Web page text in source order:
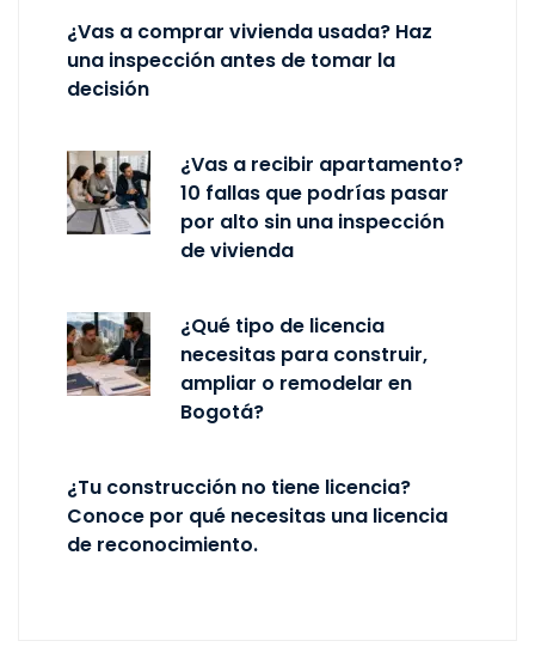
¿Vas a comprar vivienda usada? Haz
una inspección antes de tomar la
decisión
¿Vas a recibir apartamento?
10 fallas que podrías pasar
por alto sin una inspección
de vivienda
¿Qué tipo de licencia
necesitas para construir,
ampliar o remodelar en
Bogotá?
¿Tu construcción no tiene licencia?
Conoce por qué necesitas una licencia
de reconocimiento.